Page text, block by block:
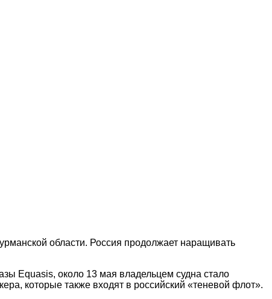
области. Россия продолжает наращивать
Equasis, около 13 мая владельцем судна стало
которые также входят в российский «теневой флот».